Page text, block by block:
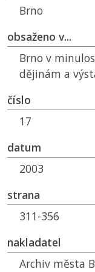
Brno
obsaženo v...
Brno v
dějinám a
číslo
17
datum
2003
strana
311-356
nakladatel
Archiv města